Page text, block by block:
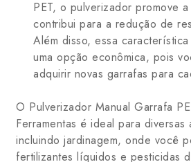
PET, o pulverizador promove
contribui para a redução de
Além disso, essa
uma opção econômica, pois
adquirir novas garrafas para
O Pulverizador Manual Garrafa
Ferramentas é ideal para diversas
incluindo jardinagem, onde você
fertilizantes líquidos e pesticidas